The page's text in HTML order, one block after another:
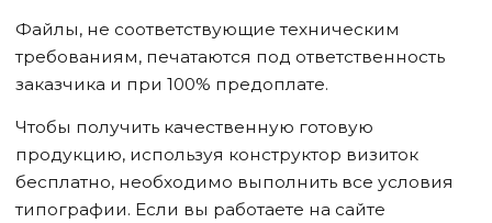
Файлы, не соответствующие техническим
требованиям, печатаются под ответственность
заказчика и при 100% предоплате.
Чтобы получить качественную готовую
продукцию, используя конструктор визиток
бесплатно, необходимо выполнить все условия
типографии. Если вы работаете на сайте